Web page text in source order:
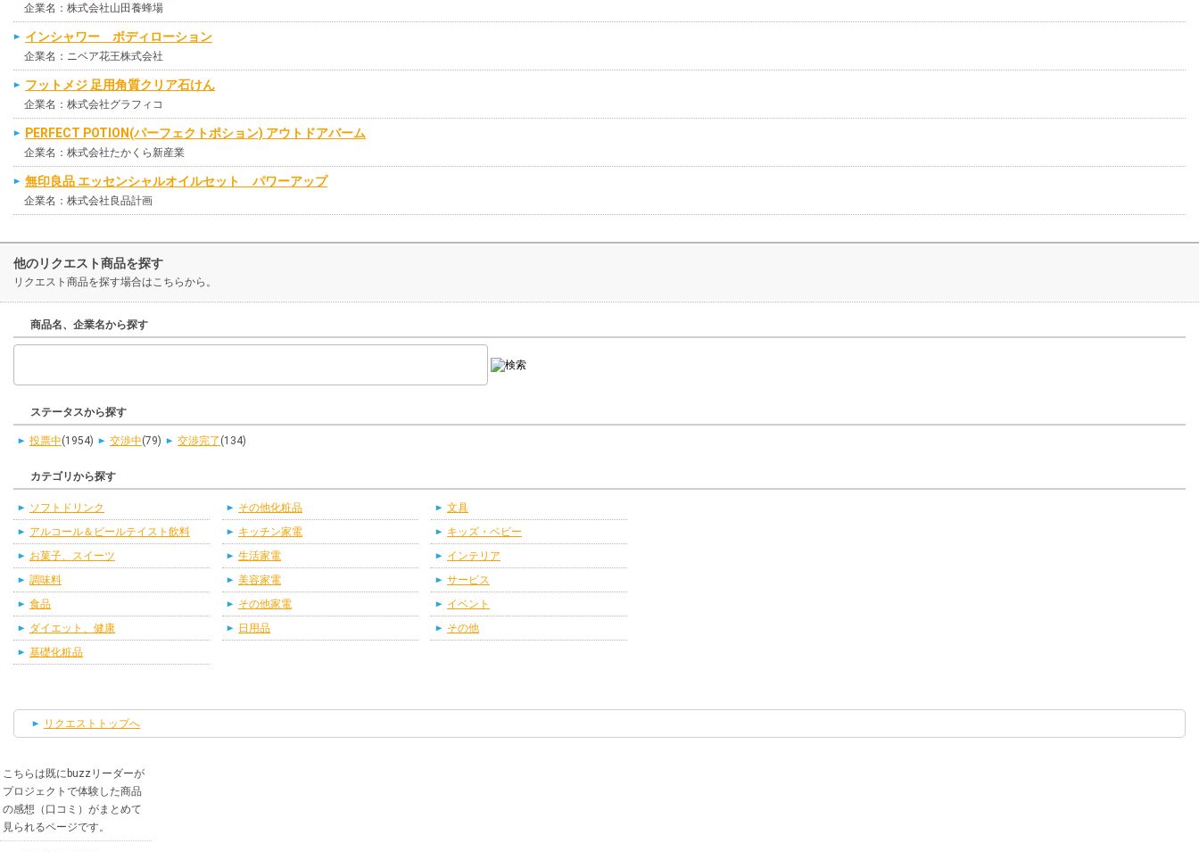
企業名：株式会社山田養蜂場
インシャワー ボディローション
企業名：ニベア花王株式会社
フットメジ 足用角質クリア石けん
企業名：株式会社グラフィコ
PERFECT POTION(パーフェクトポション) アウトドアバーム
企業名：株式会社たかくら新産業
無印良品 エッセンシャルオイルセット パワーアップ
企業名：株式会社良品計画
他のリクエスト商品を探す
リクエスト商品を探す場合はこちらから。
商品名、企業名から探す
ステータスから探す
投票中(1954) 交渉中(79) 交渉完了 (134)
カテゴリから探す
ソフトドリンク
アルコール＆ビールテイスト飲料
お菓子、スイーツ
調味料
食品
ダイエット、健康
基礎化粧品
その他化粧品
キッチン家電
生活家電
美容家電
その他家電
日用品
文具
キッズ・ベビー
インテリア
サービス
イベント
その他
リクエストトップへ
こちらは既にbuzzリーダーが
プロジェクトで体験した商品
の感想（口コミ）がまとめて
見られるページです。